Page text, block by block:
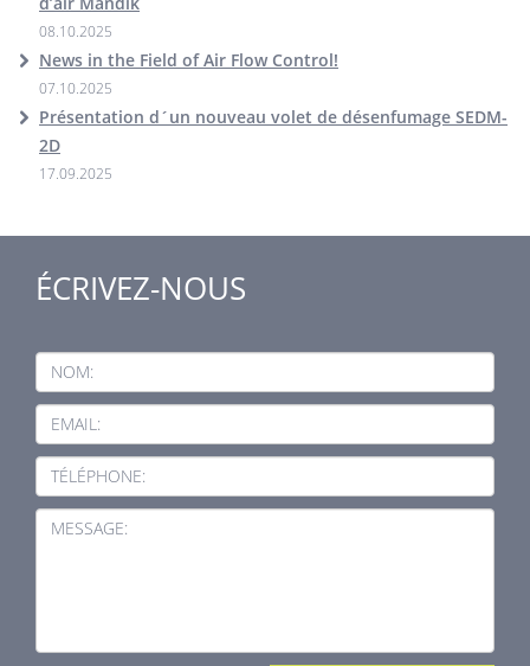
08.10.2025
News in the Field of Air Flow Control!
07.10.2025
Présentation d´un nouveau volet de désenfumage SEDM-
2D
17.09.2025
ÉCRIVEZ-NOUS
NOM:
EMAIL:
TÉLÉPHONE:
MESSAGE: